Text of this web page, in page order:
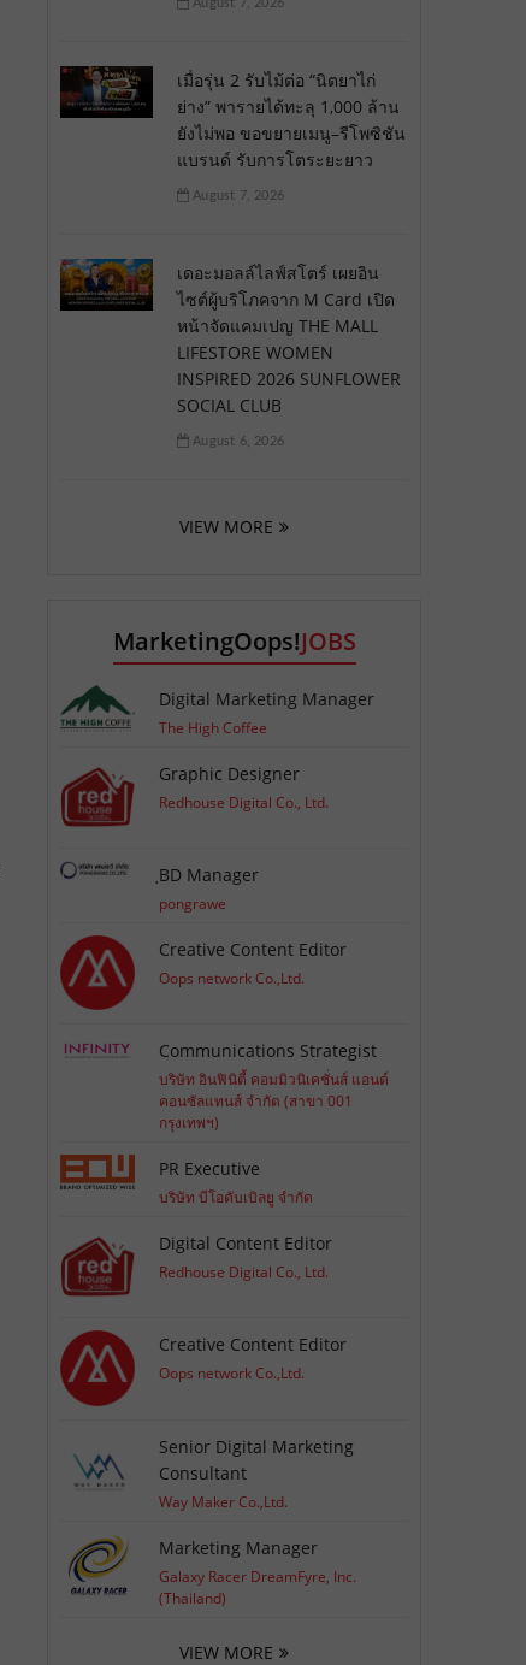
เมื่อรุ่น 2 รับไม้ต่อ “นิตยาไก่
ย่าง” พารายได้ทะลุ 1,000 ล้าน
ยังไม่พอ ขอขยายเมนู–รีโพซิชัน
แบรนด์ รับการโตระยะยาว
August 7, 2026
เดอะมอลล์ไลฟ์สโตร์ เผยอิน
ไซต์ผู้บริโภคจาก M Card เปิด
หน้าจัดแคมเปญ THE MALL
LIFESTORE WOMEN
INSPIRED 2026 SUNFLOWER
SOCIAL CLUB
August 6, 2026
VIEW MORE
MarketingOops!JOBS
Digital Marketing Manager
The High Coffee
Graphic Designer
Redhouse Digital Co., Ltd.
ฺBD Manager
pongrawe
Creative Content Editor
Oops network Co.,Ltd.
Communications Strategist
บริษัท อินฟินิตี้ คอมมิวนิเคชั่นส์ แอนด์
คอนซัลแทนส์ จำกัด (สาขา 001
กรุงเทพฯ)
PR Executive
บริษัท บีโอดับเบิลยู จำกัด
Digital Content Editor
Redhouse Digital Co., Ltd.
Creative Content Editor
Oops network Co.,Ltd.
Senior Digital Marketing
Consultant
Way Maker Co.,Ltd.
Marketing Manager
Galaxy Racer DreamFyre, Inc.
(Thailand)
VIEW MORE